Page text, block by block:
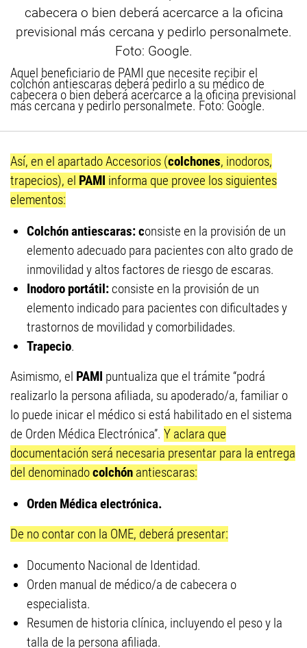
Aquel beneficiario de PAMI que necesite recibir el
colchón antiescaras deberá pedirlo a su médico de
cabecera o bien deberá acercarce a la oficina previsional
más cercana y pedirlo personalmete. Foto: Google.
Así, en el apartado Accesorios (colchones, inodoros,
trapecios), el PAMI informa que provee los siguientes
elementos:
Colchón antiescaras: consiste en la provisión de un
elemento adecuado para pacientes con alto grado de
inmovilidad y altos factores de riesgo de escaras.
Inodoro portátil: consiste en la provisión de un
elemento indicado para pacientes con dificultades y
trastornos de movilidad y comorbilidades.
Trapecio.
Asimismo, el PAMI puntualiza que el trámite “podrá
realizarlo la persona afiliada, su apoderado/a, familiar o
lo puede inicar el médico si está habilitado en el sistema
de Orden Médica Electrónica”. Y aclara que
documentación será necesaria presentar para la entrega
del denominadocolchón antiescaras:
Orden Médica electrónica.
De no contar con la OME, deberá presentar:
Documento Nacional de Identidad.
Orden manual de médico/a de cabecera o
especialista.
Resumen de historia clí­nica, incluyendo el peso y la
talla de la persona afiliada.